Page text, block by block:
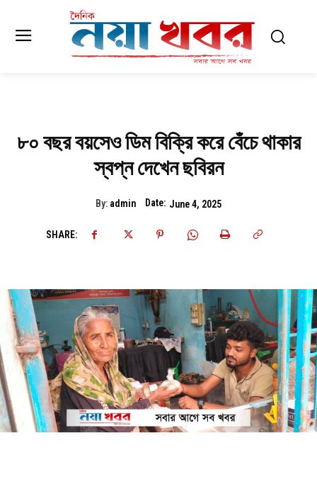
৮০ বছর বয়সেও ডিম বিক্রি করে বেঁচে থাকার
স্বপ্ন দেখেন ছবিরন
By: admin Date: June 4, 2025
SHARE: